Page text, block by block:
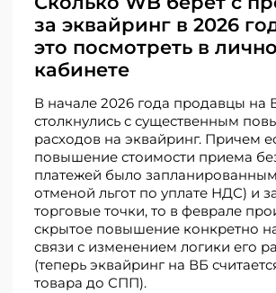
за эквайринг в 2026
это посмотреть в
кабинете
В начале 2026 года продавцы на
столкнулись с существенным
расходов на эквайринг. Причем
повышение стоимости приема
платежей было запланированным
отменой льгот по уплате НДС) и
торговые точки, то в феврале
скрытое повышение конкретно
связи с изменением логики его
(теперь эквайринг на ВБ
товара до СПП).